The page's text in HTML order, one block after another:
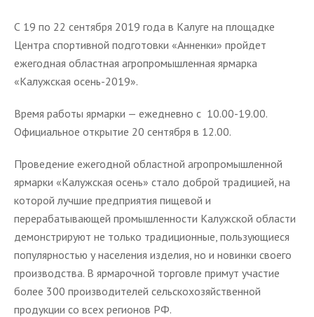
С 19 по 22 сентября 2019 года в Калуге на площадке
Центра спортивной подготовки «Анненки» пройдет
ежегодная областная агропромышленная ярмарка
«Калужская осень-2019».
Время работы ярмарки — ежедневно с 10.00-19.00.
Официальное открытие 20 сентября в 12.00.
Проведение ежегодной областной агропромышленной
ярмарки «Калужская осень» стало доброй традицией, на
которой лучшие предприятия пищевой и
перерабатывающей промышленности Калужской области
демонстрируют не только традиционные, пользующиеся
популярностью у населения изделия, но и новинки своего
производства. В ярмарочной торговле примут участие
более 300 производителей сельскохозяйственной
продукции со всех регионов РФ.